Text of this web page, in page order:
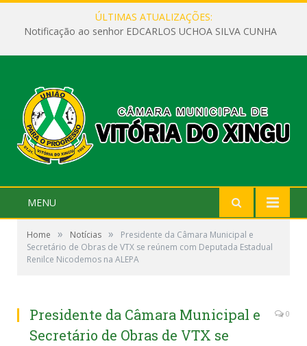
ÚLTIMAS ATUALIZAÇÕES:
Notificação ao senhor EDCARLOS UCHOA SILVA CUNHA
MENU
Home » Notícias »
Presidente da Câmara Municipal e
Secretário de Obras de VTX se reúnem com Deputada Estadual
Renilce Nicodemos na ALEPA
Presidente da Câmara Municipal e
Secretário de Obras de VTX se
0